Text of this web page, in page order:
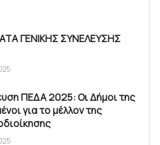
ΓΕΝΙΚΗΣ ΣΥΝΕΛΕΥΣΗΣ
ΠΕΔΑ 2025: Οι Δήμοι της
για το μέλλον της